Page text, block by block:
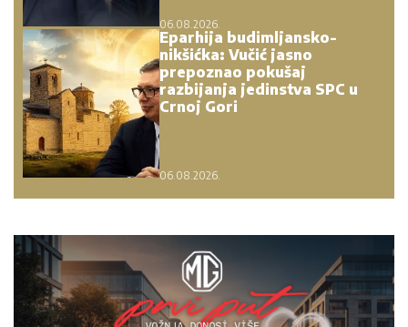
06.08.2026.
Eparhija budimljansko-
nikšićka: Vučić jasno
prepoznao pokušaj
razbijanja jedinstva SPC u
Crnoj Gori
06.08.2026.